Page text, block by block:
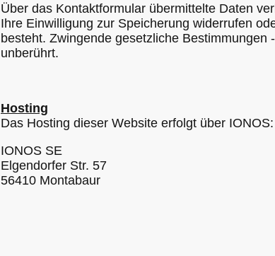
Über das Kontaktformular übermittelte Daten
Ihre Einwilligung zur Speicherung widerrufen
besteht. Zwingende gesetzliche
unberührt.
Hosting
Das Hosting dieser Website erfolgt über IONOS:
IONOS SE
Elgendorfer Str. 57
56410 Montabaur​